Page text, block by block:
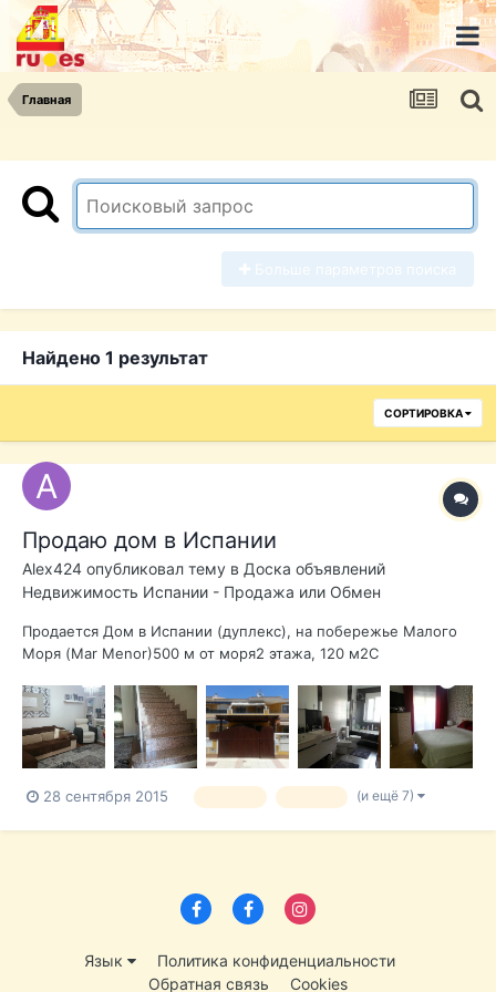
Главная
Найдено 1 результат
СОРТИРОВКА
Продаю дом в Испании
Alex424 опубликовал тему в Доска объявлений
Недвижимость Испании - Продажа или Обмен
Продается Дом в Испании (дуплекс), на побережье Малого
Моря (Mar Menor)500 м от моря2 этажа, 120 м2С
фирменной сантехникойКухня с большим столом из
натурального дерева, полностью оборудована: большой
холодильник, плита, духовка, стиральная машина, сушк...
28 сентября 2015 (и ещё 7)
Язык
Политика конфиденциальности
Обратная связь
Cookies